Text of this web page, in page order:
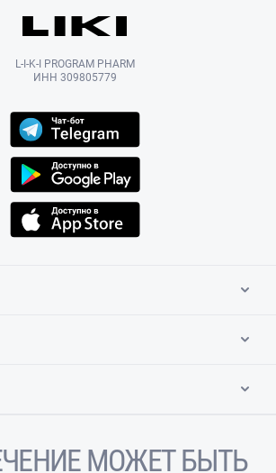
L-I-K-I PROGRAM PHARM
ИНН 309805779
МОЖЕТ БЫТЬ